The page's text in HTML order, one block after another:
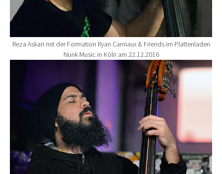
Reza Askari mit der Formation Ryan Carniaux & Friends im Plattenladen
Nunk Music in Köln am 22.12.2016
Show larger version for: